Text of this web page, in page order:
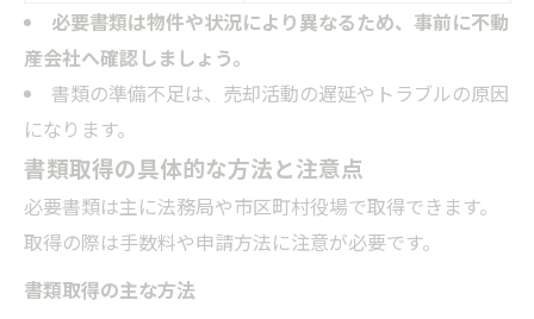
必要書類は物件や状況により異なるため、事前に不動
産会社へ確認しましょう。
書類の準備不足は、売却活動の遅延やトラブルの原因
になります。
書類取得の具体的な方法と注意点
必要書類は主に法務局や市区町村役場で取得できます。
取得の際は手数料や申請方法に注意が必要です。
書類取得の主な方法